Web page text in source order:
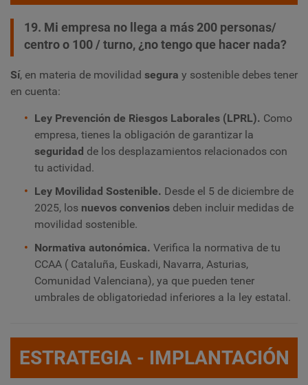
19. Mi empresa no llega a más 200 personas/
centro o 100 / turno, ¿no tengo que hacer nada?
Sí, en materia de movilidad segura y sostenible debes tener
en cuenta:
Ley Prevención de Riesgos Laborales (LPRL). Como
empresa, tienes la obligación de garantizar la
seguridad de los desplazamientos relacionados con
tu actividad.
Ley Movilidad Sostenible. Desde el 5 de diciembre de
2025, los nuevos convenios deben incluir medidas de
movilidad sostenible.
Normativa autonómica. Verifica la normativa de tu
CCAA ( Cataluña, Euskadi, Navarra, Asturias,
Comunidad Valenciana), ya que pueden tener
umbrales de obligatoriedad inferiores a la ley estatal.
ESTRATEGIA - IMPLANTACIÓN